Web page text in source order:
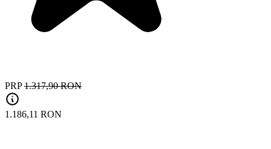
PRP 1.317,90 RON
1.186,11 RON